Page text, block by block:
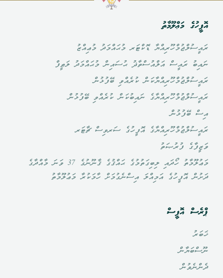
އޮފީހުގެ މަޢްލޫމާތު
ރައީސުލްޖުމްހޫރިއްޔާ ޑޮކްޓަރ މުޙައްމަދު މުޢިއްޒު
ނައިބު ރައީސް އަލްއުސްތާޛު ޙުސައިން މުޙައްމަދު ލަޠީފް
ރައީސުލްޖުމްހޫރިއްޔާކަން ކުރެއްވި ބޭފުޅުން
ރައީސުލްޖުމްހޫރިއްޔާގެ ނައިބުކަން ކުރެއްވި ބޭފުޅުން
އިސް ބޭފުޅުން
ރައީސުލްޖުމްހޫރިއްޔާގެ އޮފީހުގެ ސަރވިސް ޗާޓަރ
ވަޒީފާގެ ފުރުޞަތު
މަޢުލޫމާތު ހޯދައި ލިބިގަތުމުގެ ޙައްޤުގެ ޤާނޫނުގެ 37 ވަނަ މާއްދާގެ
ދަށުން އޮފީހުގެ އަމިއްލަ އިސްނެގުމަށް ހާމަކުރާ މަޢުލޫމާތު
ޕްރެސް އޮފީސް
ޚަބަރު
ނޫސްބަޔާން
ދެންނެވުން